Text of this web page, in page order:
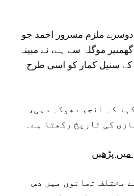
دوسرے ملزم مسرور احمد جو
موگلہ سے ہے، نے مبینہ
سنیل کمار کو اسی طرح
کہ انجم دھوکہ دہی،
کی تاریخ رکھتا ہے۔
پڑھیں
مختلف تھانوں میں دس